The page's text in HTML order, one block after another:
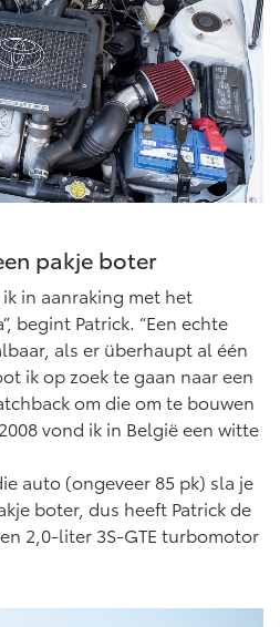
bZ4X Touring
BATTERIJ-ELEKTRISCH
Proace City (excl. BTW)
OOK ALS BATTERIJ-
ELEKTRISCH
Vanaf € 27.945,-
pakje boter
in aanraking met het
begint Patrick. “Een echte
als er überhaupt al één
ik op zoek te gaan naar een
om die om te bouwen
vond ik in België een witte
auto (ongeveer 85 pk) sla je
boter, dus heeft Patrick de
2,0-liter 3S-GTE turbomotor